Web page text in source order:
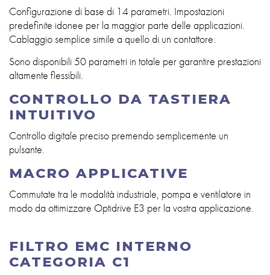
Configurazione di base di 14 parametri. Impostazioni
predefinite idonee per la maggior parte delle applicazioni.
Cablaggio semplice simile a quello di un contattore.
Sono disponibili 50 parametri in totale per garantire prestazioni
altamente flessibili.
CONTROLLO DA TASTIERA
INTUITIVO
Controllo digitale preciso premendo semplicemente un
pulsante.
MACRO APPLICATIVE
Commutate tra le modalità industriale, pompa e ventilatore in
modo da ottimizzare Optidrive E3 per la vostra applicazione.
FILTRO EMC INTERNO
CATEGORIA C1